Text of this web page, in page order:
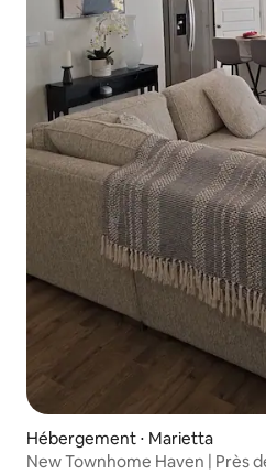
Hébergement ⋅ Marietta
New Townhome Haven | Près